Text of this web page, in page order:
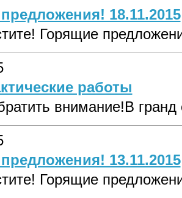
18.11.2015
Горящие
работы
внимание!В
13.11.2015
Горящие